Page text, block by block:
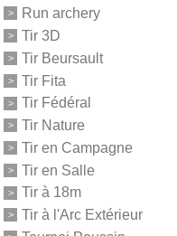
Run archery
Tir 3D
Tir Beursault
Tir Fita
Tir Fédéral
Tir Nature
Tir en Campagne
Tir en Salle
Tir à 18m
Tir à l'Arc Extérieur